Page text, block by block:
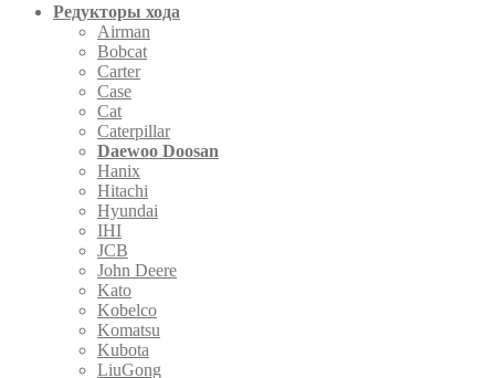
Редукторы хода
Airman
Bobcat
Carter
Case
Cat
Caterpillar
Daewoo Doosan
Hanix
Hitachi
Hyundai
IHI
JCB
John Deere
Kato
Kobelco
Komatsu
Kubota
LiuGong